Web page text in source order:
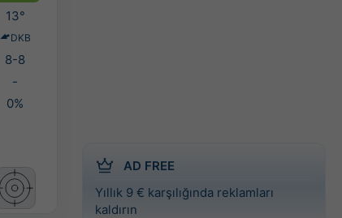
AD FREE
Yıllık 9 € karşılığında reklamları
kaldırın
13°
DKB
8-8
-
0%